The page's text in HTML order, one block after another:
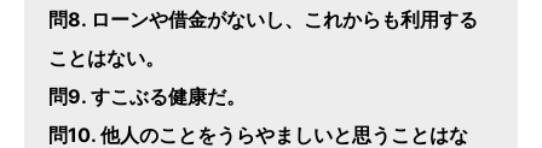
問8. ローンや借金がないし、これからも利用する
ことはない。
問9. すこぶる健康だ。
問10. 他人のことをうらやましいと思うことはな